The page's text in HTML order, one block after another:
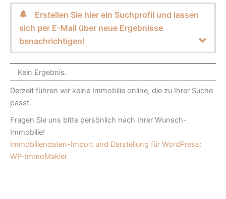
Erstellen Sie hier ein Suchprofil und lassen
sich per E-Mail über neue Ergebnisse
benachrichtigen!
Kein Ergebnis.
Derzeit führen wir keine Immobilie online, die zu Ihrer Suche
passt.
Fragen Sie uns bitte persönlich nach Ihrer Wunsch-
Immobilie!
Immobiliendaten-Import und Darstellung für WordPress:
WP-ImmoMakler